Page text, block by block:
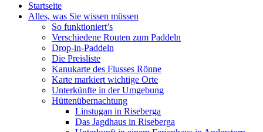
Startseite
Alles, was Sie wissen müssen
So funktioniert’s
Verschiedene Routen zum Paddeln
Drop-in-Paddeln
Die Preisliste
Kanukarte des Flusses Rönne
Karte markiert wichtige Orte
Unterkünfte in der Umgebung
Hüttenübernachtung
Linstugan in Riseberga
Das Jagdhaus in Riseberga